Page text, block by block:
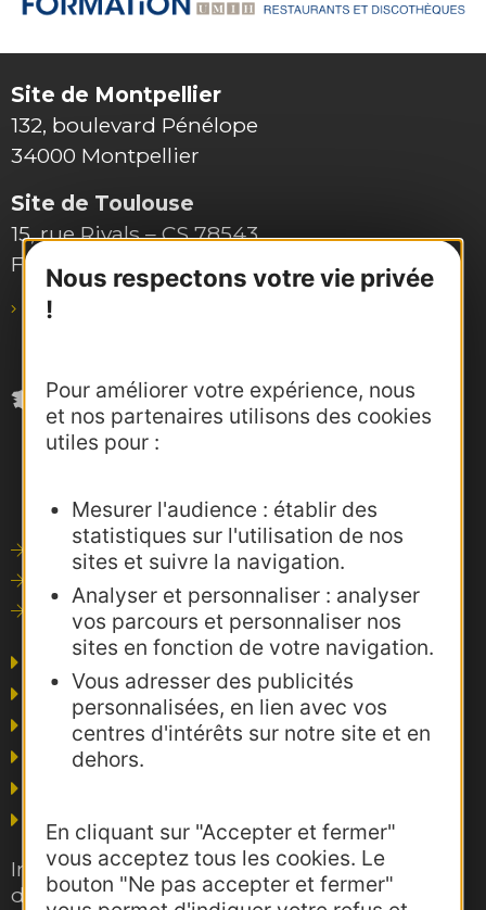
Nous respectons votre vie privée
!
Pour améliorer votre expérience, nous
et nos partenaires utilisons des cookies
utiles pour :
Mesurer l'audience : établir des
statistiques sur l'utilisation de nos
sites et suivre la navigation.
Analyser et personnaliser : analyser
vos parcours et personnaliser nos
sites en fonction de votre navigation.
Vous adresser des publicités
personnalisées, en lien avec vos
centres d'intérêts sur notre site et en
dehors.
En cliquant sur "Accepter et fermer"
vous acceptez tous les cookies. Le
bouton "Ne pas accepter et fermer"
Site de Montpellier
132, boulevard Pénélope
34000 Montpellier
Site de Toulouse
15, rue Rivals – CS 78543
F-31685 Toulouse Cedex 6
pro@agence-adocc.com
Outils de communication
Photothèque
Consultations
Agence AD'OCC
Presse et influence
Voyagistes
Business/Mice
Grand public
Inscrivez-vous gratuitement à la lettre
d'information pro de la destination